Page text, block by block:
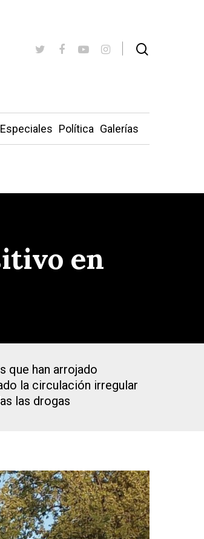
Especiales Política Galerías
en
que han arrojado
la circulación irregular
las drogas